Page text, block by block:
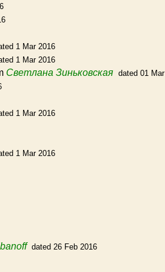
1 Mar 2016
1 Mar 2016
Светлана Зиньковская dated 01
1 Mar 2016
1 Mar 2016
dated 26 Feb 2016